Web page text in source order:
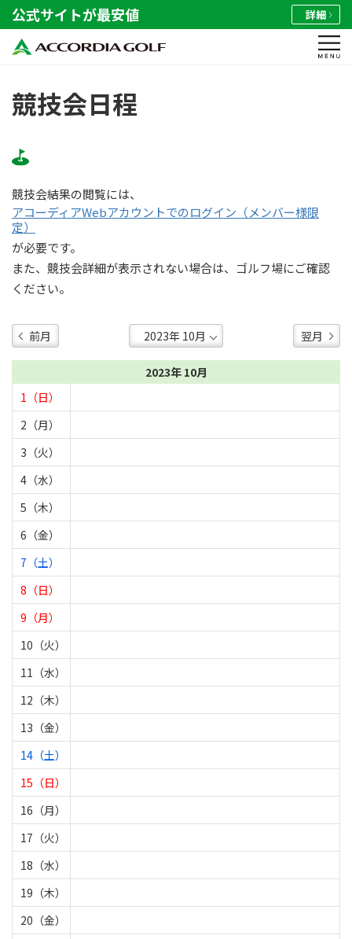
公式サイトが最安値 詳細
競技会日程
競技会結果の閲覧には、
アコーディアWebアカウントでのログイン（メンバー様限
定）
が必要です。
また、競技会詳細が表示されない場合は、ゴルフ場にご確認
ください。
前月 翌月
2023年 10月
1（日）
2（月）
3（火）
4（水）
5（木）
6（金）
7（土）
8（日）
9（月）
10（火）
11（水）
12（木）
13（金）
14（土）
15（日）
16（月）
17（火）
18（水）
19（木）
20（金）